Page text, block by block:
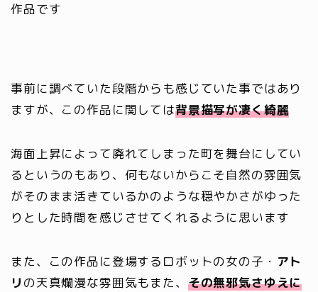
作品です
事前に調べていた段階からも感じていた事ではあり
ますが、この作品に関しては背景描写が凄く綺麗
海面上昇によって廃れてしまった町を舞台にしてい
るというのもあり、何もないからこそ自然の雰囲気
がそのまま活きているかのような穏やかさがゆった
りとした時間を感じさせてくれるように思います
また、この作品に登場するロボットの女の子・ アト
リ の天真爛漫な雰囲気もまた、 その無邪気さゆえに